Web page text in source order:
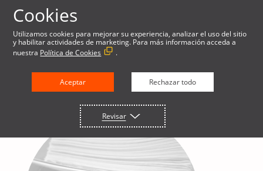
Cookies
Utilizamos cookies para mejorar su experiencia, analizar el uso del sitio
y habilitar actividades de marketing. Para más información acceda a
nuestra Política de Cookies .
Aceptar Rechazar todo
Revisar